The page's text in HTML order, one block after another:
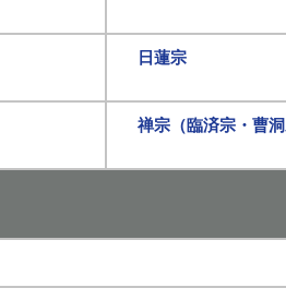
日蓮宗
禅宗（臨済宗・曹